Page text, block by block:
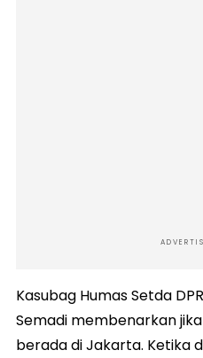
Kasubag Humas Setda
Semadi membenarkan jika
berada di Jakarta. Ketika